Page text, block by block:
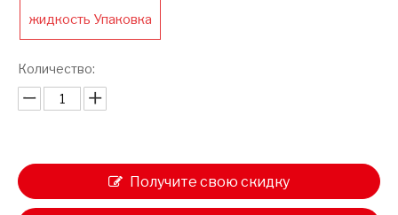
жидкость Упаковка
Количество:
Получите свою скидку